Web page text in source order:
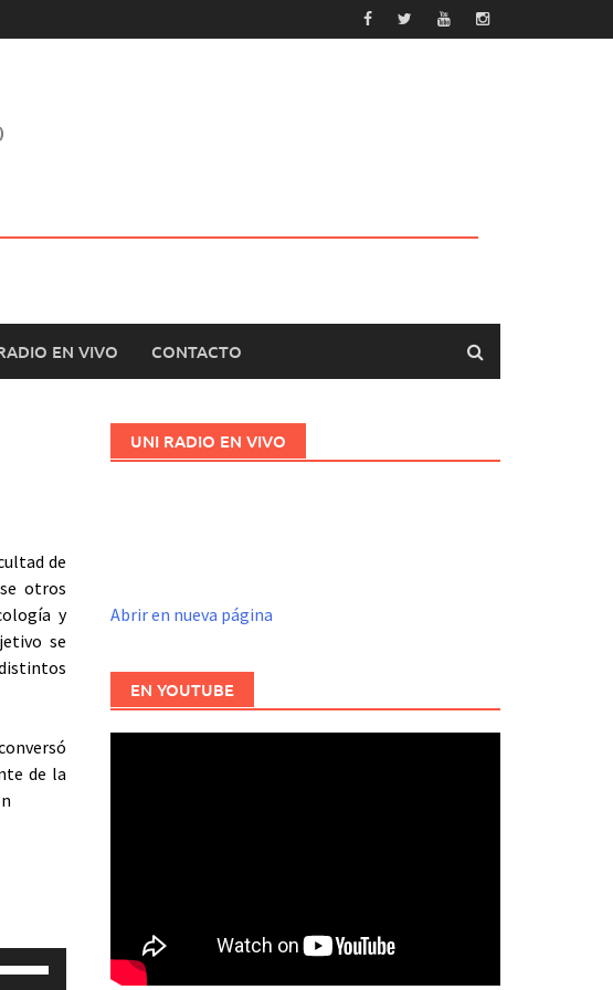
EN VIVO CONTACTO
de
otros
y
se
de la
UNI RADIO EN VIVO
Abrir en nueva página
EN YOUTUBE